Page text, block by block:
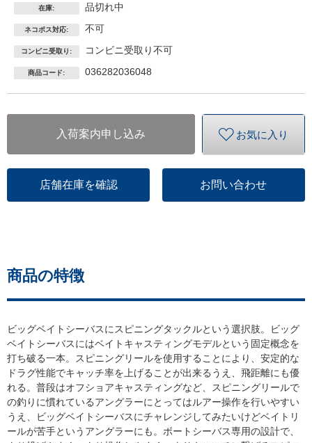
在庫: 品切れ中
ネコポス対応: 不可
コンビニ受取り: コンビニ受取り不可
商品コード: 036282036048
入荷案内申し込み お気に入り
店舗在庫を確認 お問い合わせ
商品の特徴
ビッグベイトシーバスにスピニングタックルという選択肢。ビッグ
ベイトシーバスにはベイトキャスティングモデルという固定概念を
打ち破る一本。スピニングリールを使用することにより、安定的な
ドラグ性能でキャッチ率を上げることが出来るうえ、飛距離にも優
れる。普段はオフショアキャスティングなど、スピニングリールで
の釣りに慣れているアングラーにとってはルアー操作を行いやすい
うえ、ビッグベイトシーバスにチャレンジしてみたいけどベイトリ
ールが苦手というアングラーにも。ボートシーバス専用の設計で、